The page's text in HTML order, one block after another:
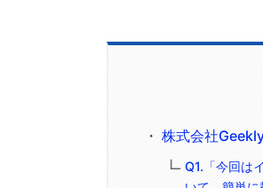
株式会社
Q1.「今回は